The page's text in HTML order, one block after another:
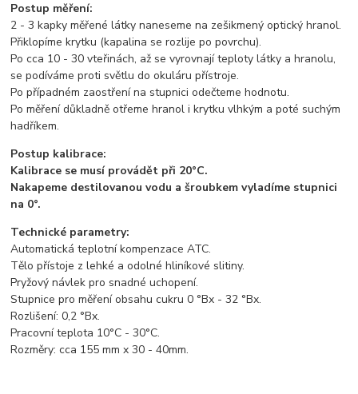
Postup měření:
2 - 3 kapky měřené látky naneseme na zešikmený optický hranol.
Přiklopíme krytku (kapalina se rozlije po povrchu).
Po cca 10 - 30 vteřinách, až se vyrovnají teploty látky a hranolu,
se podíváme proti světlu do okuláru přístroje.
Po případném zaostření na stupnici odečteme hodnotu.
Po měření důkladně otřeme hranol i krytku vlhkým a poté suchým
hadříkem.
Postup kalibrace:
Kalibrace se musí provádět při 20°C.
Nakapeme destilovanou vodu a šroubkem vyladíme stupnici
na 0°.
Technické parametry:
Automatická teplotní kompenzace ATC.
Tělo přístoje z lehké a odolné hliníkové slitiny.
Pryžový návlek pro snadné uchopení.
Stupnice pro měření obsahu cukru 0 °Bx - 32 °Bx.
Rozlišení: 0,2 °Bx.
Pracovní teplota 10°C - 30°C.
Rozměry: cca 155 mm x 30 - 40mm.